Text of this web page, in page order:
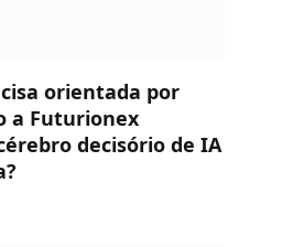
orientada por
a Futurionex
decisório de IA